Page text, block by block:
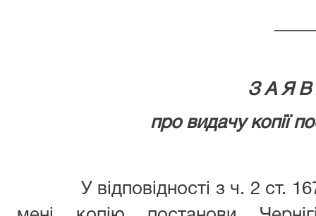
З А Я В
про видачу копії
У відповідності з ч. 2 ст.